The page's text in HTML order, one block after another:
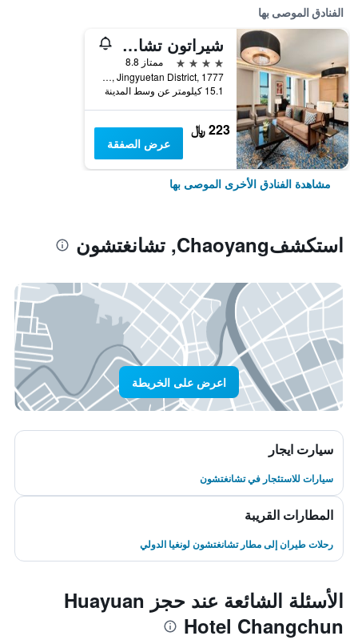
الفنادق الموصى بها
شيراتون تشانجتشون جينجواتن هوتل
4 نجوم
ممتاز 8.8
Yongshun Road, Jingyuetan District, 1777, تشانغتشون, الصين
15.1 كيلومتر عن وسط المدينة
223 ﷼
عرض الصفقة
مشاهدة الفنادق الأخرى الموصى بها
استكشفChaoyang, تشانغتشون
اعرض على الخريطة
سيارت ايجار
سيارات للاستئجار في تشانغتشون
المطارات القريبة
رحلات طيران إلى مطار تشانغتشون لونغيا الدولي
الأسئلة الشائعة عند حجز Huayuan
Hotel Changchun